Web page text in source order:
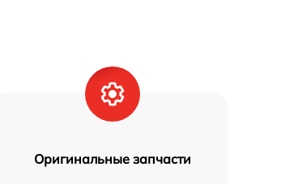
Оригинальные запчасти